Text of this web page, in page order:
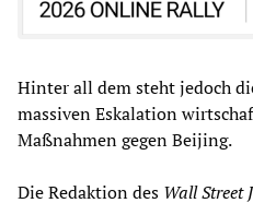
Hinter all dem steht jedoch
massiven Eskalation
Maßnahmen gegen Beijing.
Die Redaktion des Wall Street